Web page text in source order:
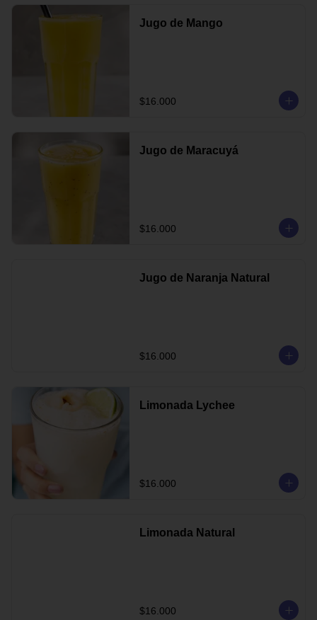
Jugo de Mango
$16.000
Jugo de Maracuyá
$16.000
Jugo de Naranja Natural
$16.000
Limonada Lychee
$16.000
Limonada Natural
$16.000